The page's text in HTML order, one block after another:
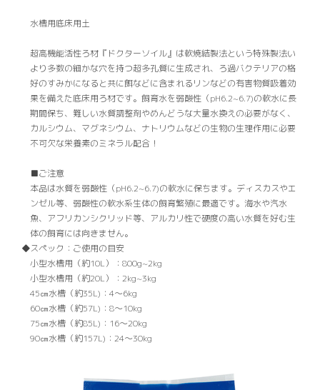
水槽用底床用土
超高機能活性ろ材『ドクターソイル』は軟焼結製法という特殊製法い
より多数の細かな穴を持つ超多孔質に生成され、ろ過バクテリアの格
好のすみかになると共に餌などに含まれるリンなどの有害物質吸着効
果を備えた底床用ろ材です。飼育水を弱酸性（pH6.2~6.7)の軟水に長
期間保ち、難しい水質調整剤やめんどうな大量水換えの必要がなく、
カルシウム、マグネシウム、ナトリウムなどの生物の生理作用に必要
不可欠な栄養素のミネラル配合！
■ご注意
本品は水質を弱酸性（pH6.2~6.7)の軟水に保ちます。ディスカスやエ
ンゼル等、弱酸性の軟水系生体の飼育繁殖に最適です。海水や汽水
魚、アフリカンシクリッド等、アルカリ性で硬度の高い水質を好む生
体の飼育には向きません。
スペック： ご使用の目安
小型水槽用（約10L）：800g~2kg
小型水槽用（約20L）：2kg~3kg
45㎝水槽（約35L)：4〜6kg
60㎝水槽（約57L)：8〜10kg
75㎝水槽（約85L)：16〜20kg
90㎝水槽（約157L)：24〜30kg